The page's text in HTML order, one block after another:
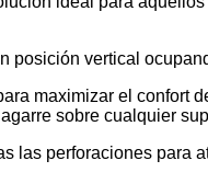
posición vertical
maximizar el confort
sobre cualquier
las perforaciones